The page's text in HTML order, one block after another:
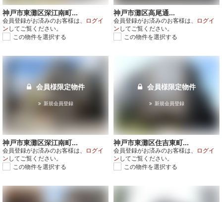
神戸市東灘区深江南町...
会員登録がお済みのお客様は、
ログイ
ン してご覧ください。
この物件を選択する
神戸市灘区高尾通...
会員登録がお済みのお客様は、
ログイ
ン してご覧ください。
この物件を選択する
会員様限定物件
新規会員登録
神戸市東灘区深江南町...
会員登録がお済みのお客様は、
ログイ
ン してご覧ください。
この物件を選択する
会員様限定物件
新規会員登録
神戸市東灘区住吉東町...
会員登録がお済みのお客様は、
ログイ
ン してご覧ください。
この物件を選択する